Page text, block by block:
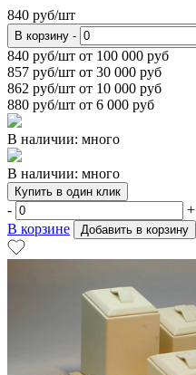
840 руб/шт
В корзину -
840 руб/шт от 100 000 руб
857 руб/шт от 30 000 руб
862 руб/шт от 10 000 руб
880 руб/шт от 6 000 руб
В наличии: много
В наличии: много
Купить в один клик
-
+
В корзине
Добавить в корзину